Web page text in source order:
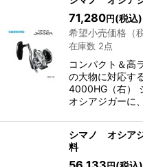
71,280円 (税込)
希望小売価格（
在庫数 2点
コンパクト＆高
の大物に対応す
4000HG（右）
オシアジガーに
シマノ オシア
料